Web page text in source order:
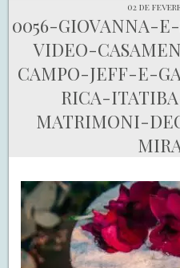
02 de
0056-GIOVANNA-
VIDEO-
CAMPO-JEFF-E-
RICA-
MATRIMONI-